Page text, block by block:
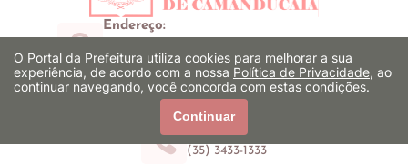
Endereço:
Camanducaia/MG - CEP: 37650-000
E-mail:
(35) 3433-1333
O Portal da Prefeitura utiliza cookies para melhorar a sua
experiência, de acordo com a nossa Política de Privacidade, ao
continuar navegando, você concorda com estas condições.
Continuar